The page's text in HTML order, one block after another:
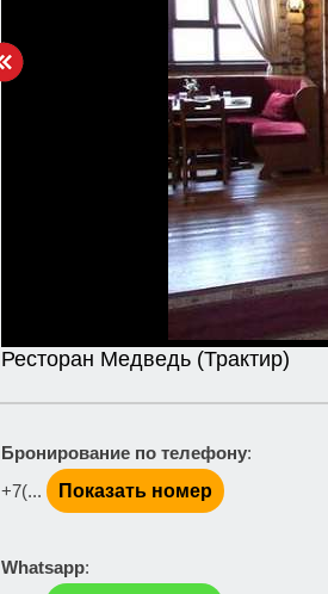
Ресторан Медведь (Трактир)
Бронирование по телефону:
+7(...
Показать номер
Whatsapp: